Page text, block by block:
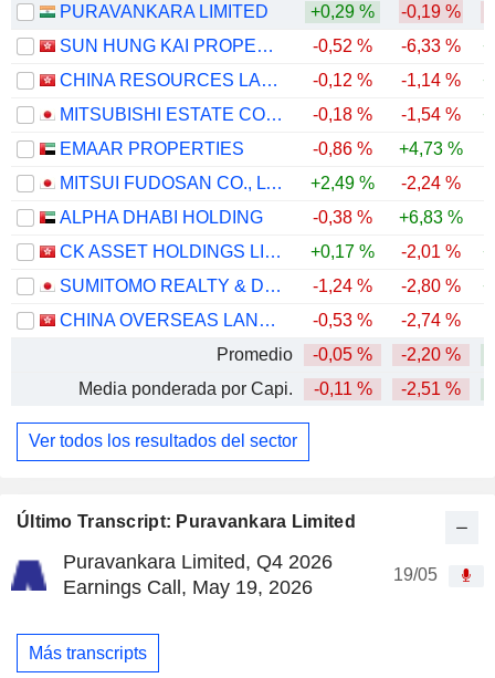
Último Transcript: Puravankara Limited
Puravankara Limited, Q4 2026
Earnings Call, May 19, 2026
19/05
Más transcripts
PURAVANKARA LIMITED +0,29 % -0,19 %
SUN HUNG KAI PROPERTIES LIMITED
-0,52 % -6,33 %
CHINA RESOURCES LAND LIMITED
-0,12 % -1,14 %
MITSUBISHI ESTATE CO., LTD.
-0,18 % -1,54 %
EMAAR PROPERTIES
-0,86 % +4,73 %
MITSUI FUDOSAN CO., LTD.
+2,49 % -2,24 %
ALPHA DHABI HOLDING
-0,38 % +6,83 %
CK ASSET HOLDINGS LIMITED
+0,17 % -2,01 %
SUMITOMO REALTY & DEVELOPMENT CO., LTD.
-1,24 % -2,80 %
CHINA OVERSEAS LAND & INVESTMENT LIMITED
-0,53 % -2,74 %
Promedio
-0,05 % -2,20 %
Media ponderada por Capi.
-0,11 % -2,51 %
Ver todos los resultados del sector